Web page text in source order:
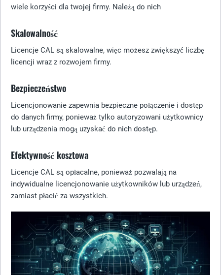
wiele korzyści dla twojej firmy. Należą do nich
Skalowalność
Licencje CAL są skalowalne, więc możesz zwiększyć liczbę
licencji wraz z rozwojem firmy.
Bezpieczeństwo
Licencjonowanie zapewnia bezpieczne połączenie i dostęp
do danych firmy, ponieważ tylko autoryzowani użytkownicy
lub urządzenia mogą uzyskać do nich dostęp.
Efektywność kosztowa
Licencje CAL są opłacalne, ponieważ pozwalają na
indywidualne licencjonowanie użytkowników lub urządzeń,
zamiast płacić za wszystkich.